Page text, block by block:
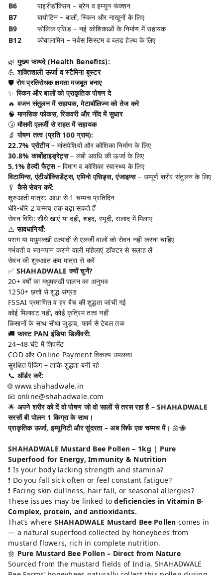
B6
पाइरीडॉक्सिन – ब्रेन व इम्यून फंक्शन
B7
बायोटिन – बालों, स्किन और नाखूनों के लिए
B9
फोलिक एसिड – नई कोशिकाओं के निर्माण में सहायक
B12
कोबालामिन – नर्वस सिस्टम व ब्लड हेल्थ के लिए
🌿मुख्य फायदे (Health Benefits):
💪शक्तिशाली ऊर्जा व स्टैमिना बूस्टर
🛡️रोग प्रतिरोधक क्षमता मजबूत बनाए
✨स्किन और बालों को प्राकृतिक पोषण दे
🔥वजन संतुलन में सहायक, मेटाबॉलिज्म को तेज करे
🧠मानसिक फोकस, रिकवरी और नींद में सुधार
🤧मौसमी एलर्जी से राहत में सहायक
🔬पोषण तत्व (प्रति 100 ग्राम):
22.7% प्रोटीन– मांसपेशियों और कोशिका निर्माण के लिए
30.8% कार्बोहाइड्रेट्स– लंबी अवधि की ऊर्जा के लिए
5.1% हेल्दी फैट्स– दिमाग व कोशिका स्वास्थ्य के लिए
विटामिन्स, एंटीऑक्सिडेंट्स, एमिनो एसिड्स, एंजाइम्स– सम्पूर्ण शरीर संतुलन के लिए
🥄कैसे सेवन करें:
शुरुआती मात्रा: आधा से 1 चम्मच प्रतिदिन
धीरे-धीरे 2 चम्मच तक बढ़ा सकते हैं
सेवन विधि: सीधे खाएं या दही, शहद, स्मूदी, सलाद में मिलाएं
⚠️सावधानियाँ:
पराग या मधुमक्खी उत्पादों से एलर्जी वालों को सेवन नहीं करना चाहिए
गर्भवती व स्तनपान कराने वाली महिलाएं डॉक्टर से सलाह लें
सेवन की शुरुआत कम मात्रा से करें
✅ SHAHADWALE क्यों चुनें?
20+ वर्षों का मधुमक्खी पालन का अनुभव
1250+ छत्तों से शुद्ध संग्रह
FSSAI प्रमाणित व हर बैच की शुद्धता जांची गई
कोई मिलावट नहीं, कोई कृत्रिम तत्व नहीं
किसानों के साथ सीधा जुड़ाव, फार्म से टेबल तक
🚚फास्ट PAN इंडिया डिलीवरी:
24–48 घंटे में शिपमेंट
COD और Online Payment विकल्प उपलब्ध
सुरक्षित पैकिंग – ताकि शुद्धता बनी रहे
📞 ऑर्डर करें:
🌐 www.shahadwale.in
📧 online@shahadwale.com
🌟 अपने शरीर को दें वो पोषण जो वो सालों से तरस रहा है – SHAHADWALE
सरसों बी पोलन 1 किग्रा के साथ।
प्राकृतिक ऊर्जा, इम्यूनिटी और सुंदरता – अब सिर्फ एक चम्मच में। 🌼🐝
SHAHADWALE Mustard Bee Pollen – 1kg | Pure
Superfood for Energy, Immunity & Nutrition
❗ Is your body lacking strength and stamina?
❗ Do you fall sick often or feel constant fatigue?
❗ Facing skin dullness, hair fall, or seasonal allergies?
These issues may be linked todeficiencies in Vitamin B-
Complex, protein, and antioxidants.
That’s where SHAHADWALE Mustard Bee Pollen comes in
— a natural superfood collected by honeybees from
mustard flowers, rich in complete nutrition.
🌼 Pure Mustard Bee Pollen – Direct from Nature
Sourced from the mustard fields of India, SHAHADWALE